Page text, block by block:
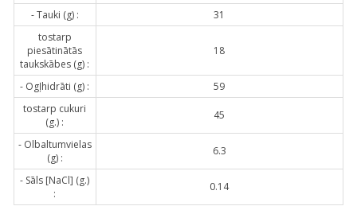
- Tauki (g) :
31
tostarp
piesātinātās
taukskābes (g) :
18
- Ogļhidrāti (g) :
59
tostarp cukuri
(g.) :
45
- Olbaltumvielas
(g) :
6.3
- Sāls [NaCl] (g.)
:
0.14